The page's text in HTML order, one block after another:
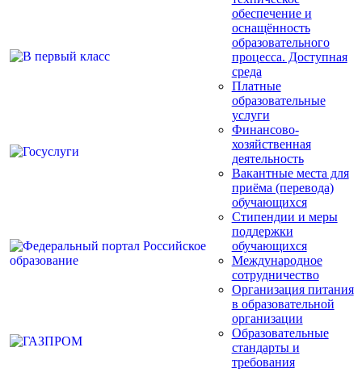
обеспечение и
оснащённость
образовательного
процесса. Доступная
среда
Платные
образовательные
услуги
Финансово-
хозяйственная
деятельность
Вакантные места для
приёма (перевода)
обучающихся
Стипендии и меры
поддержки
обучающихся
Международное
сотрудничество
Организация питания
в образовательной
организации
Образовательные
стандарты и
требования